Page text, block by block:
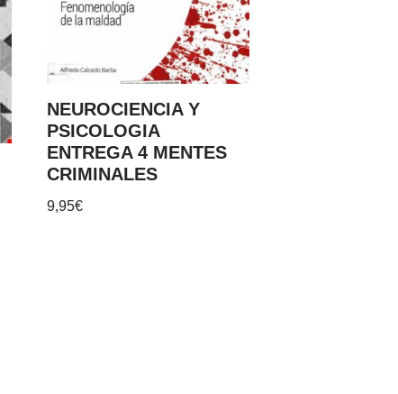
NEUROCIENCIA Y
PSICOLOGIA
ENTREGA 4 MENTES
CRIMINALES
9,95€